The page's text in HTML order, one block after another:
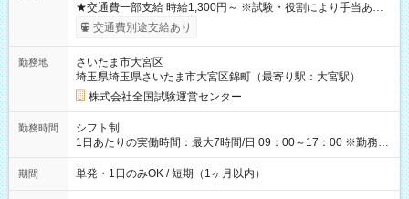
★交通費一部支給 時給1,300円～ ※試験・役割により手当あり
※勤務回数により昇給あり 【即給（前払い）オプションあ
り！】 希望される場合、勤務から1週間ほどで給与の一部を受け
例】 ・河合塾模擬試験 8:30～17:30（休憩1時間） 時給1,300円
×8時間＝日収10,400円＋交通費 ※当日の役割により時給＋100
円の場合あり ・国家試験 7:00～13:30（休憩なし） 時給1,300
円（役割手当＋100円）×6時間＝日収8,400円＋交通費 【試用期
間】試用期間なし
交通費別途支給あり
勤務地
さいたま市大宮区
埼玉県埼玉県さいたま市大宮区錦町（最寄り駅：大宮駅）
株式会社全国試験運営センター
勤務時間
シフト制
1日あたりの実働時間：最大7時間/日 09：00～17：00 ※勤務時
間は 試験により異なります。
期間 単発・1日のみOK / 短期（1ヶ月以内）